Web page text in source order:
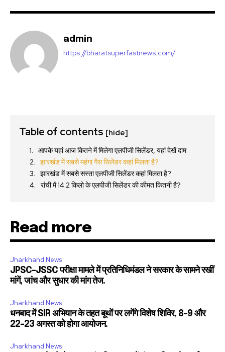
admin
https://bharatsuperfastnews.com/
Table of contents [hide]
आपके यहां आज कितने में मिलेगा एलपीजी सिलेंडर, यहां देखें दाम
झारखंड में सबसे महंगा गैस सिलेंडर कहां मिलता है?
झारखंड में सबसे सस्ता एलपीजी सिलेंडर कहां मिलता है?
रांची में 14.2 किलो के एलपीजी सिलेंडर की कीमत कितनी है?
Read more
Jharkhand News
JPSC-JSSC परीक्षा मामले में प्रतिनिधिमंडल ने सरकार के सामने रखीं
मांगें, जांच और सुधार की मांग तेज.
Jharkhand News
धनबाद में SIR अभियान के तहत बूथों पर लगेंगे विशेष शिविर, 8-9 और
22-23 अगस्त को होगा आयोजन.
Jharkhand News